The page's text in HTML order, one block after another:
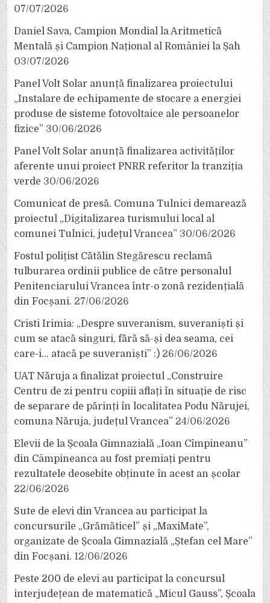
07/07/2026
Daniel Sava, Campion Mondial la Aritmetică
Mentală și Campion Național al României la Șah
03/07/2026
Panel Volt Solar anunță finalizarea proiectului
„Instalare de echipamente de stocare a energiei
produse de sisteme fotovoltaice ale persoanelor
fizice” 30/06/2026
Panel Volt Solar anunță finalizarea activităților
aferente unui proiect PNRR referitor la tranziția
verde 30/06/2026
Comunicat de presă. Comuna Tulnici demarează
proiectul „Digitalizarea turismului local al
comunei Tulnici, județul Vrancea” 30/06/2026
Fostul polițist Cătălin Stegărescu reclamă
tulburarea ordinii publice de către personalul
Penitenciarului Vrancea într-o zonă rezidențială
din Focșani. 27/06/2026
Cristi Irimia: „Despre suveranism, suveraniști și
cum se atacă singuri, fără să-și dea seama, cei
care-i… atacă pe suveraniști” :) 26/06/2026
UAT Năruja a finalizat proiectul „Construire
Centru de zi pentru copiii aflați în situație de risc
de separare de părinți în localitatea Podu Nărujei,
comuna Năruja, județul Vrancea” 24/06/2026
Elevii de la Școala Gimnazială „Ioan Cîmpineanu”
din Câmpineanca au fost premiați pentru
rezultatele deosebite obținute în acest an școlar
22/06/2026
Sute de elevi din Vrancea au participat la
concursurile „Grămăticel” și „MaxiMate”,
organizate de Școala Gimnazială „Ștefan cel Mare”
din Focșani. 12/06/2026
Peste 200 de elevi au participat la concursul
interjudețean de matematică „Micul Gauss”, Școala